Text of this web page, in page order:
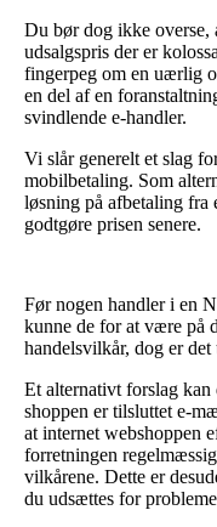
Du bør dog ikke overse,
udsalgspris der er
fingerpeg om en uærlig
en del af en
svindlende e-handler.
Vi slår generelt et slag
mobilbetaling. Som
løsning på afbetaling
godtgøre prisen senere.
Før nogen handler i en
kunne de for at være på
handelsvilkår, dog er
Et alternativt forslag
shoppen er tilsluttet e-
at internet webshoppen
forretningen
vilkårene. Dette er
du udsættes for